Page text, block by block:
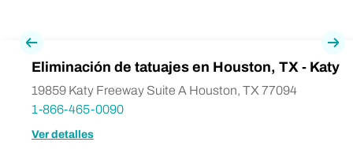
Eliminación de tatuajes en Houston, TX - Katy
19859 Katy Freeway Suite A Houston, TX 77094
1-866-465-0090
Ver detalles
Previa